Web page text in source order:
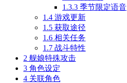
1.3.3 季节限定语音
1.4 游戏更新
1.5 获取途径
1.6 相关任务
1.7 战斗特性
2 舰娘特殊攻击
3 角色设定
4 关联角色